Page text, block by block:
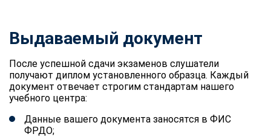
Выдаваемый документ
После успешной сдачи экзаменов слушатели
получают диплом установленного образца. Каждый
документ отвечает строгим стандартам нашего
учебного центра:
Данные вашего документа заносятся в ФИС
ФРДО;